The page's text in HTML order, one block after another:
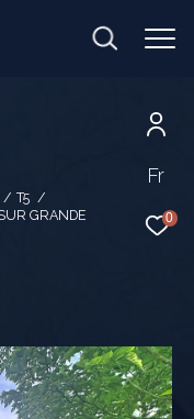
Fr
0
T5
GRANDE